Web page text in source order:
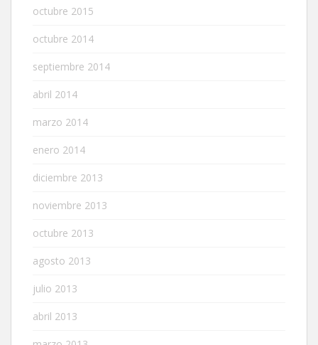
octubre 2015
octubre 2014
septiembre 2014
abril 2014
marzo 2014
enero 2014
diciembre 2013
noviembre 2013
octubre 2013
agosto 2013
julio 2013
abril 2013